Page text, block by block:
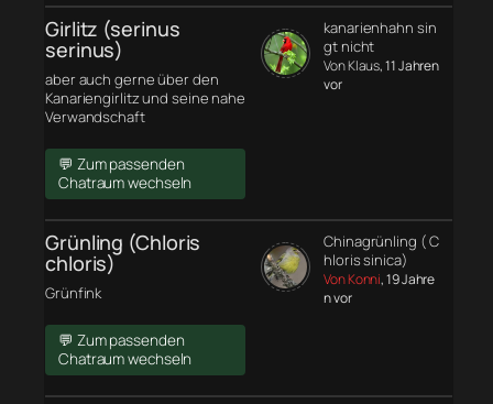
Girlitz (serinus
serinus)
aber auch gerne über den
Kanariengirlitz und seine nahe
Verwandschaft
💬 Zum passenden
Chatraum wechseln
kanarienhahn sin
gt nicht
Von Klaus, 11 Jahren
vor
Grünling (Chloris
chloris)
Grünfink
💬 Zum passenden
Chatraum wechseln
Chinagrünling ( C
hloris sinica)
Von Konni, 19 Jahre
n vor